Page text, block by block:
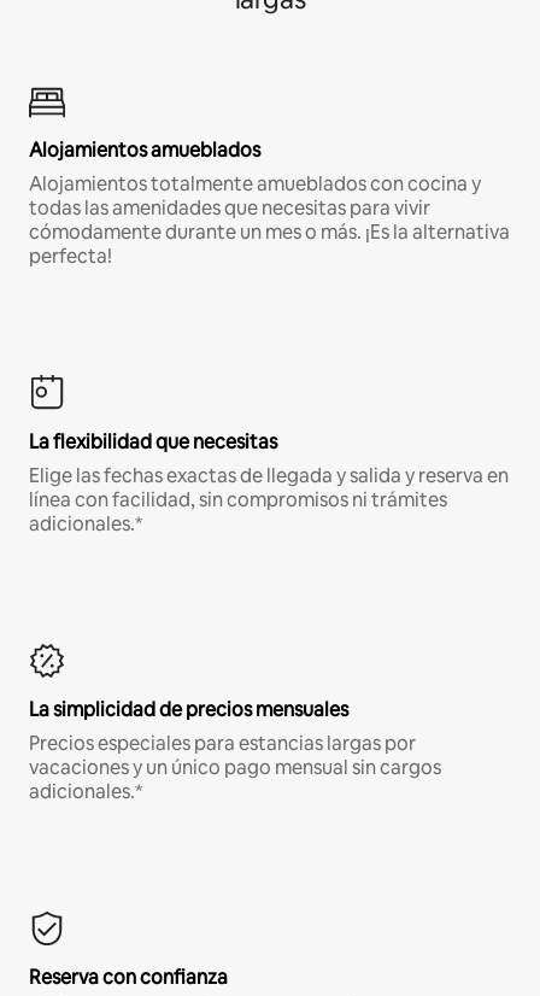
Alojamientos amueblados
Alojamientos totalmente amueblados con cocina y
todas las amenidades que necesitas para vivir
cómodamente durante un mes o más. ¡Es la alternativa
perfecta!
La flexibilidad que necesitas
Elige las fechas exactas de llegada y salida y reserva en
línea con facilidad, sin compromisos ni trámites
adicionales.*
La simplicidad de precios mensuales
Precios especiales para estancias largas por
vacaciones y un único pago mensual sin cargos
adicionales.*
Reserva con confianza